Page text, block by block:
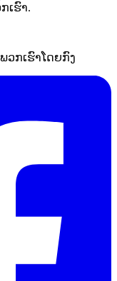
ເຮົາ.
ວກເຮົາໂດຍກົງ